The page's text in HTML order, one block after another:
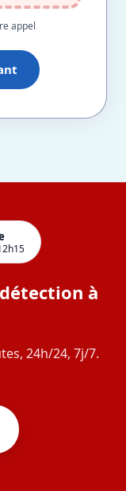
appel
à
24h/24, 7j/7.